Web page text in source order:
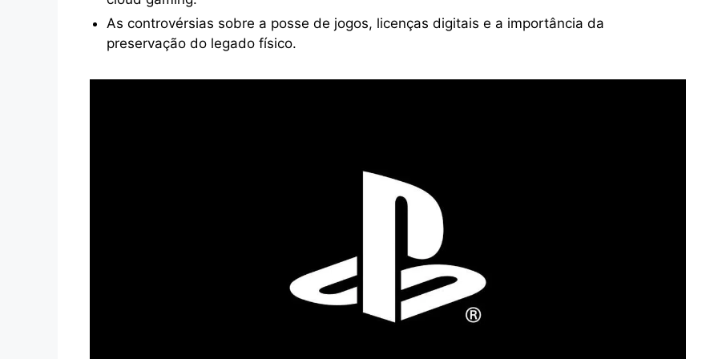
As controvérsias sobre a posse de jogos, licenças digitais e a importância da
preservação do legado físico.